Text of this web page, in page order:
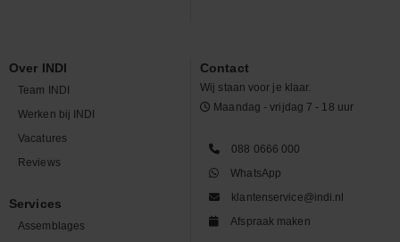
Over INDI
Team INDI
Werken bij INDI
Vacatures
Reviews
Services
Assemblages
Contact
Wij staan voor je klaar.
Maandag - vrijdag 7 - 18 uur
088 0666 000
WhatsApp
klantenservice@indi.nl
Afspraak maken